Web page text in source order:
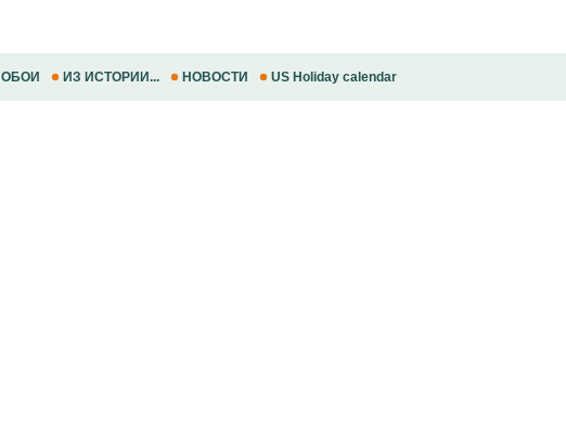
ОБОИ ИЗ ИСТОРИИ... НОВОСТИ US Holiday calendar